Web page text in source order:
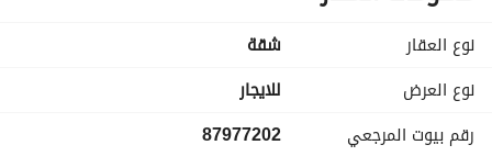
مميزات الموقع:
بالقرب من المسار الرياضي + بالقرب من مترو الرياض
نوع العقار
شقة
نوع العرض
للايجار
رقم بيوت المرجعي
87977202